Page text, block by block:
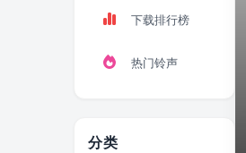
下载排行榜
热门铃声
分类